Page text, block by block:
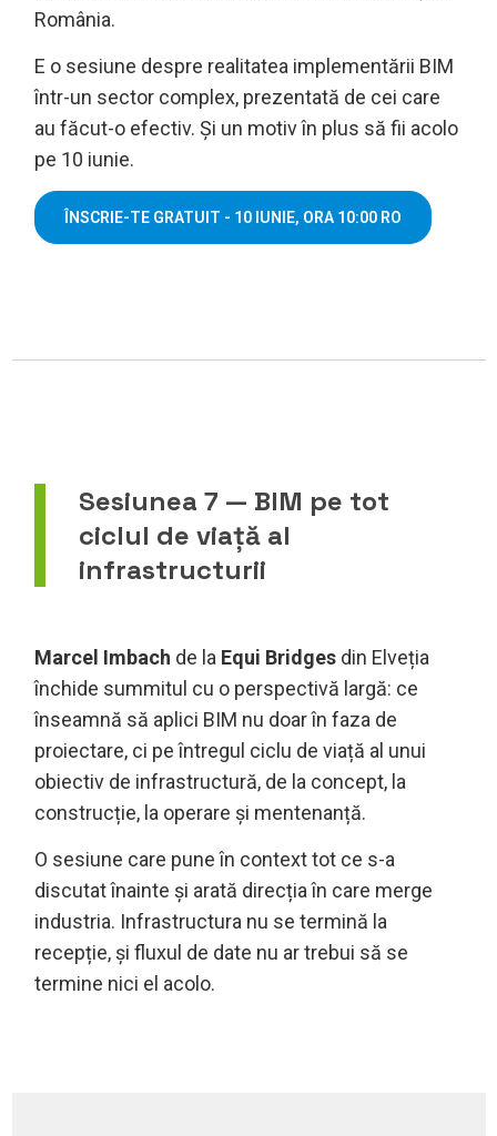
România.
E o sesiune despre realitatea implementării BIM
într-un sector complex, prezentată de cei care
au făcut-o efectiv. Și un motiv în plus să fii acolo
pe 10 iunie.
ÎNSCRIE-TE GRATUIT - 10 IUNIE, ORA 10:00 RO
Sesiunea 7 — BIM pe tot
ciclul de viață al
infrastructurii
Marcel Imbach de la Equi Bridgesdin Elveția
închide summitul cu o perspectivă largă: ce
înseamnă să aplici BIM nu doar în faza de
proiectare, ci pe întregul ciclu de viață al unui
obiectiv de infrastructură, de la concept, la
construcție, la operare și mentenanță.
O sesiune care pune în context tot ce s-a
discutat înainte și arată direcția în care merge
industria. Infrastructura nu se termină la
recepție, și fluxul de date nu ar trebui să se
termine nici el acolo.